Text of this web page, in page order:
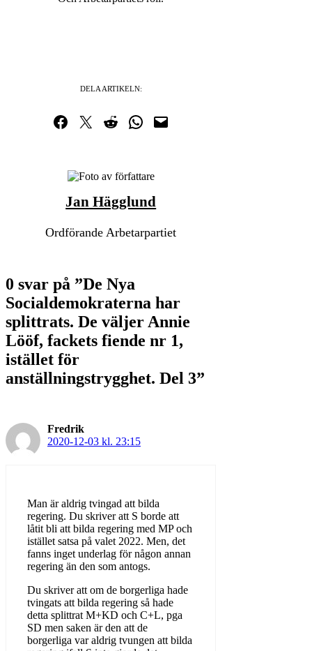
DELA ARTIKELN:
Dela på Facebook
Dela på TwitterDela på RedditDela i WhatsApp
Maila en länk
Jan Hägglund
Ordförande Arbetarpartiet
0 svar på ”De Nya
Socialdemokraterna har
splittrats. De väljer Annie
Lööf, fackets fiende nr 1,
istället för
anställningstrygghet. Del 3”
Fredrik
2020-12-03 kl. 23:15
Man är aldrig tvingad att bilda
regering. Du skriver att S borde att
låtit bli att bilda regering med MP och
istället satsa på valet 2022. Men, det
fanns inget underlag för någon annan
regering än den som antogs.
Du skriver att om de borgerliga hade
tvingats att bilda regering så hade
detta splittrat M+KD och C+L, pga
SD men saken är den att de
borgerliga var aldrig tvungen att bilda